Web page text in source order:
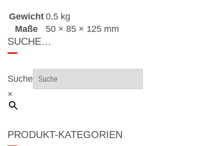
Gewicht 0,5 kg
Maße
50 × 85 × 125 mm
SUCHE…
Suche
×
PRODUKT-KATEGORIEN